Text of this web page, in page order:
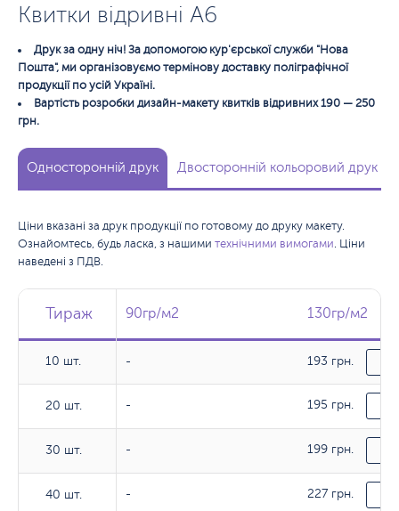
Квитки відривні А6
Друк за одну ніч! За допомогою кур'єрської служби "Нова
Пошта", ми організовуємо термінову доставку поліграфічної
продукції по усій Україні.
Вартість розробки дизайн-макету квитків відривних 190 — 250
грн.
Односторонній друк Двосторонній кольоровий друк
Ціни вказані за друк продукції по готовому до друку макету.
Ознайомтесь, будь ласка, з нашими технічними вимогами . Ціни
наведені з ПДВ.
Тираж
10 шт.
20 шт.
30 шт.
40 шт.
Тираж 90гр/м2 130гр/м2
Тираж 90гр/м2 130гр/м2
10 шт. - 193 грн.
20 шт. - 195 грн.
30 шт. - 199 грн.
40 шт. - 227 грн.